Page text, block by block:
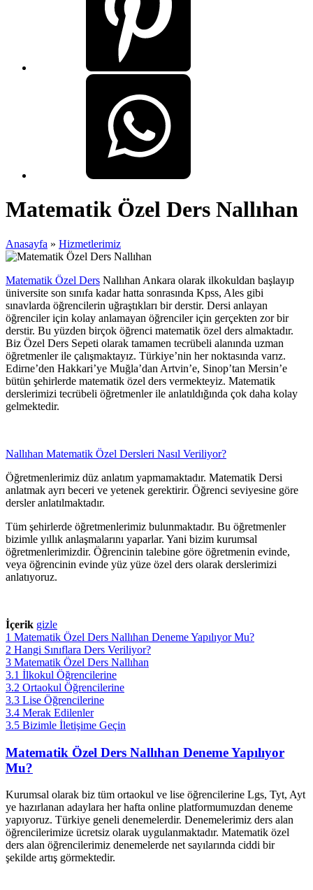
Matematik Özel Ders Nallıhan
Anasayfa » Hizmetlerimiz
Matematik Özel Ders Nallıhan Ankara olarak ilkokuldan başlayıp
üniversite son sınıfa kadar hatta sonrasında Kpss, Ales gibi
sınavlarda öğrencilerin uğraştıkları bir derstir. Dersi anlayan
öğrenciler için kolay anlamayan öğrenciler için gerçekten zor bir
derstir. Bu yüzden birçok öğrenci matematik özel ders almaktadır.
Biz Özel Ders Sepeti olarak tamamen tecrübeli alanında uzman
öğretmenler ile çalışmaktayız. Türkiye’nin her noktasında varız.
Edirne’den Hakkari’ye Muğla’dan Artvin’e, Sinop’tan Mersin’e
bütün şehirlerde matematik özel ders vermekteyiz. Matematik
derslerimizi tecrübeli öğretmenler ile anlatıldığında çok daha kolay
gelmektedir.
Nallıhan Matematik Özel Dersleri Nasıl Veriliyor?
Öğretmenlerimiz düz anlatım yapmamaktadır. Matematik Dersi
anlatmak ayrı beceri ve yetenek gerektirir. Öğrenci seviyesine göre
dersler anlatılmaktadır.
Tüm şehirlerde öğretmenlerimiz bulunmaktadır. Bu öğretmenler
bizimle yıllık anlaşmalarını yaparlar. Yani bizim kurumsal
öğretmenlerimizdir. Öğrencinin talebine göre öğretmenin evinde,
veya öğrencinin evinde yüz yüze özel ders olarak derslerimizi
anlatıyoruz.
İçerik gizle
1 Matematik Özel Ders Nallıhan Deneme Yapılıyor Mu?
2 Hangi Sınıflara Ders Veriliyor?
3 Matematik Özel Ders Nallıhan
3.1 İlkokul Öğrencilerine
3.2 Ortaokul Öğrencilerine
3.3 Lise Öğrencilerine
3.4 Merak Edilenler
3.5 Bizimle İletişime Geçin
Matematik Özel Ders Nallıhan Deneme Yapılıyor
Mu?
Kurumsal olarak biz tüm ortaokul ve lise öğrencilerine Lgs, Tyt, Ayt
ye hazırlanan adaylara her hafta online platformumuzdan deneme
yapıyoruz. Türkiye geneli denemelerdir. Denemelerimiz ders alan
öğrencilerimize ücretsiz olarak uygulanmaktadır. Matematik özel
ders alan öğrencilerimiz denemelerde net sayılarında ciddi bir
şekilde artış görmektedir.